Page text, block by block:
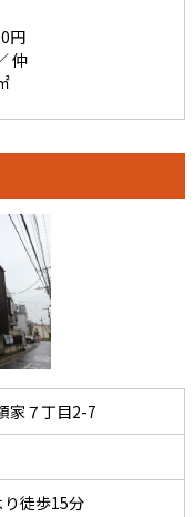
円
仲
家７丁目2-7
り徒歩15分